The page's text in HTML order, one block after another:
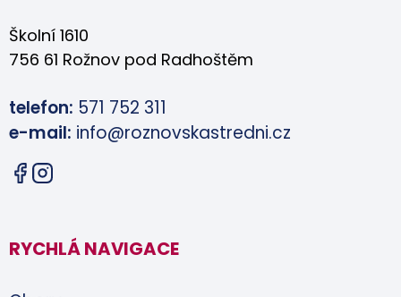
Školní 1610
756 61 Rožnov pod Radhoštěm
telefon: 571 752 311
e-mail: info@roznovskastredni.cz
RYCHLÁ NAVIGACE